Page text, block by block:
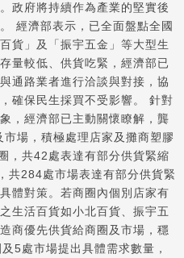
政府將持續作為產業的堅實後
經濟部表示，已全面盤點全國
貨」及「振宇五金」等大型生
量較低、供貨吃緊，經濟部已
通路業者進行洽談與對接，協
確保民生採買不受影響。 針對
，經濟部已主動關懷瞭解，龔
場，積極處理店家及攤商塑膠
，共42處表達有部分供貨緊縮
共284處市場表達有部分供貨緊
體對策。若商圈內個別店家有
生活百貨如小北百貨、振宇五
商優先供貨給商圈及市場，穩
5處市場提出具體需求數量，